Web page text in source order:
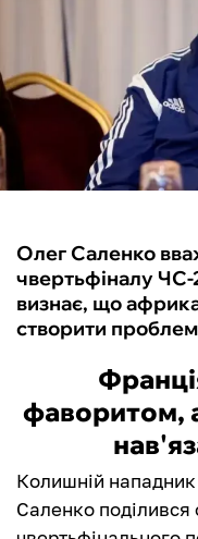
ФУТЗАЛ
ІНШІ
БУКМЕКЕРИ
Олег Саленко
чвертьфіналу
визнає, що
створити
фаворитом,
Колишній
Саленко поділився